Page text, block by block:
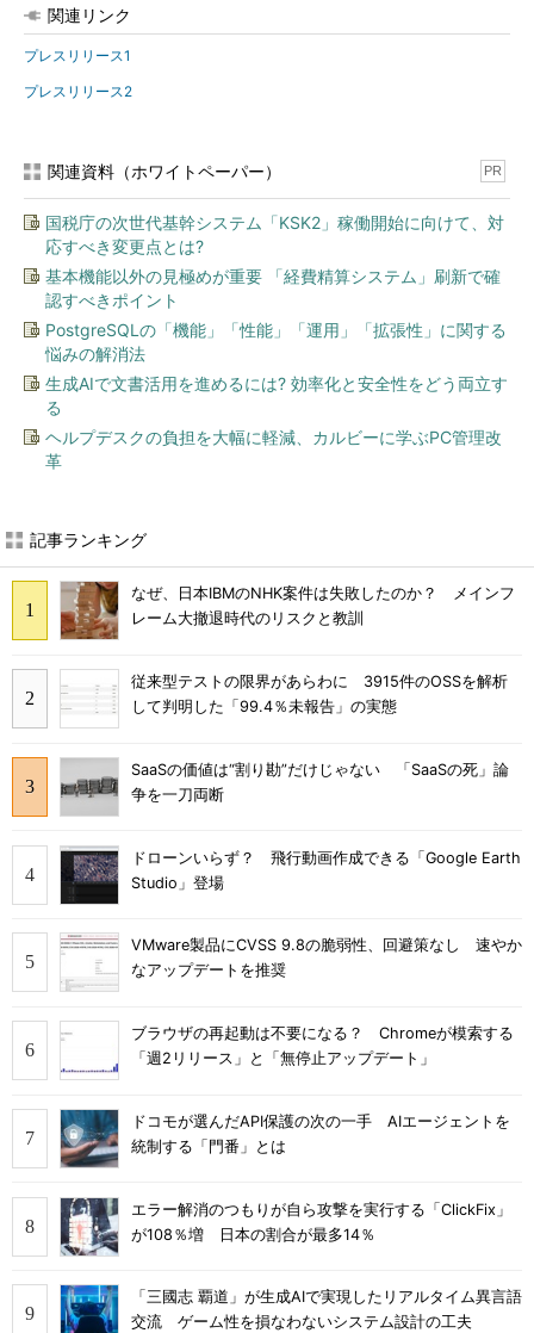
関連リンク
プレスリリース1
プレスリリース2
関連資料（ホワイトペーパー） PR
国税庁の次世代基幹システム「KSK2」稼働開始に向けて、対
応すべき変更点とは?
基本機能以外の見極めが重要 「経費精算システム」刷新で確
認すべきポイント
PostgreSQLの「機能」「性能」「運用」「拡張性」に関する
悩みの解消法
生成AIで文書活用を進めるには? 効率化と安全性をどう両立す
る
ヘルプデスクの負担を大幅に軽減、カルビーに学ぶPC管理改
革
記事ランキング
なぜ、日本IBMのNHK案件は失敗したのか？ メインフ
レーム大撤退時代のリスクと教訓
従来型テストの限界があらわに 3915件のOSSを解析
して判明した「99.4％未報告」の実態
SaaSの価値は“割り勘”だけじゃない 「SaaSの死」論
争を一刀両断
ドローンいらず？ 飛行動画作成できる「Google Earth
Studio」登場
VMware製品にCVSS 9.8の脆弱性、回避策なし 速やか
なアップデートを推奨
ブラウザの再起動は不要になる？ Chromeが模索する
「週2リリース」と「無停止アップデート」
ドコモが選んだAPI保護の次の一手 AIエージェントを
統制する「門番」とは
エラー解消のつもりが自ら攻撃を実行する「ClickFix」
が108％増 日本の割合が最多14％
「三國志 覇道」が生成AIで実現したリアルタイム異言語
交流 ゲーム性を損なわないシステム設計の工夫